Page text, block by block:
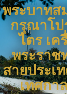
พระบาทส
กรุณาโป
ไตร เค
พระราช
สายประเ
เทศกา